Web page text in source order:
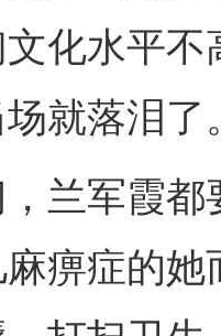
化水平
就落泪了
军霞都
痹症的